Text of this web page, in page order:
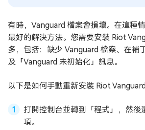
有時，Vanguard 檔案會損壞。在這種
最好的解決方法。您需要安裝 Riot
多，包括：缺少 Vanguard 檔案、在補
及「Vanguard 未初始化」訊息。
以下是如何手動重新安裝 Riot
打開控制台並轉到「程式」，然後
項。